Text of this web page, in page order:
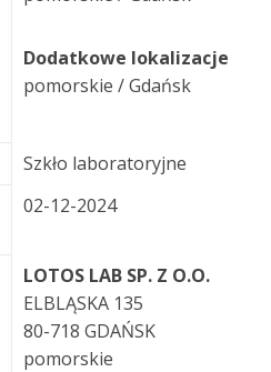
Dodatkowe lokalizacje
pomorskie / Gdańsk
Szkło laboratoryjne
02-12-2024
LOTOS LAB SP. Z O.O.
ELBLĄSKA 135
80-718 GDAŃSK
pomorskie